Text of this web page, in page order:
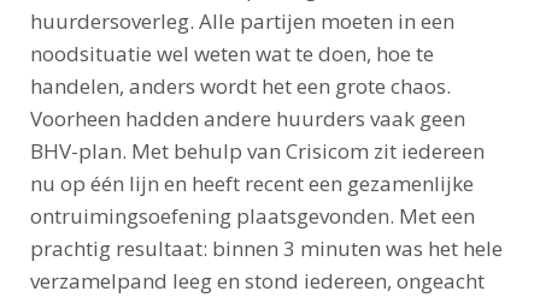
huurdersoverleg. Alle partijen moeten in een
noodsituatie wel weten wat te doen, hoe te
handelen, anders wordt het een grote chaos.
Voorheen hadden andere huurders vaak geen
BHV-plan. Met behulp van Crisicom zit iedereen
nu op één lijn en heeft recent een gezamenlijke
ontruimingsoefening plaatsgevonden. Met een
prachtig resultaat: binnen 3 minuten was het hele
verzamelpand leeg en stond iedereen, ongeacht